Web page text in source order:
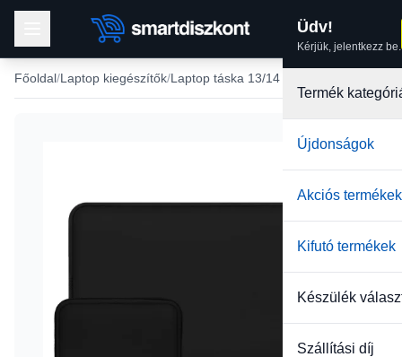
Üdv!
Kérjük, jelentkezz be.
Termék
Újdonságok
Akciós termékek
Kifutó termékek
Készülék
Szállítási díj
Főoldal Laptop kiegészítők Laptop táska 13/14 méretben